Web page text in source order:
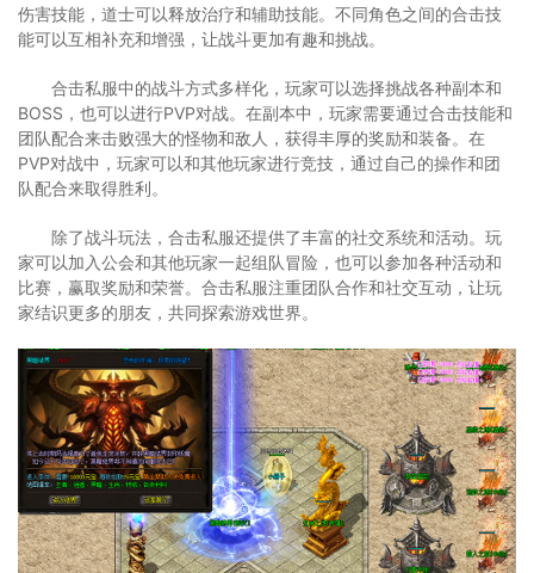
伤害技能，道士可以释放治疗和辅助技能。不同角色之间的合击技
能可以互相补充和增强，让战斗更加有趣和挑战。
合击私服中的战斗方式多样化，玩家可以选择挑战各种副本和
BOSS，也可以进行PVP对战。在副本中，玩家需要通过合击技能和
团队配合来击败强大的怪物和敌人，获得丰厚的奖励和装备。在
PVP对战中，玩家可以和其他玩家进行竞技，通过自己的操作和团
队配合来取得胜利。
除了战斗玩法，合击私服还提供了丰富的社交系统和活动。玩
家可以加入公会和其他玩家一起组队冒险，也可以参加各种活动和
比赛，赢取奖励和荣誉。合击私服注重团队合作和社交互动，让玩
家结识更多的朋友，共同探索游戏世界。